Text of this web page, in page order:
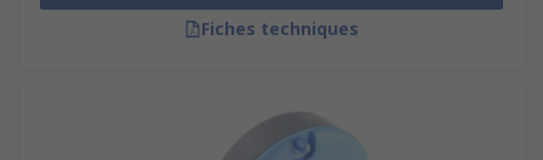
Fiches techniques